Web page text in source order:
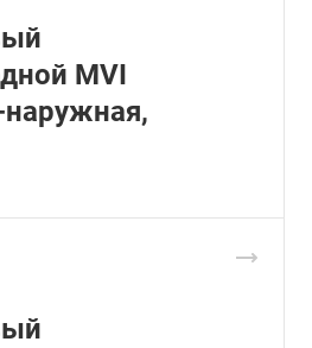
MVI
наружная,